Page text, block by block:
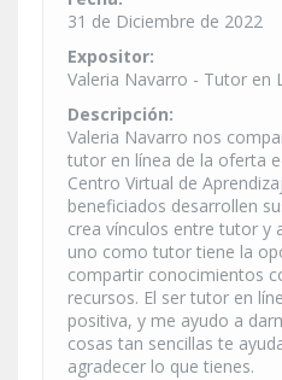
31 de Diciembre de 2022
Expositor:
Valeria Navarro - Tutor en
Descripción:
Valeria Navarro nos
tutor en línea de la oferta
Centro Virtual de
beneficiados desarrollen
crea vínculos entre tutor y
uno como tutor tiene la
compartir conocimientos
recursos. El ser tutor en
positiva, y me ayudo a
cosas tan sencillas te
agradecer lo que tienes.